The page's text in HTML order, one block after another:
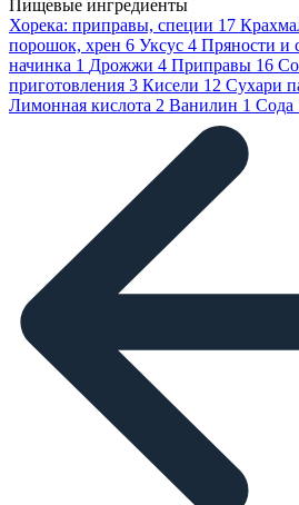
Пищевые ингредиенты
Хорека: приправы, специи 17
порошок, хрен 6 Уксус 4 Пряности и
начинка 1 Дрожжи 4 Приправы 16
приготовления 3 Кисели 12 Сухари
Лимонная кислота 2 Ванилин 1 Сода